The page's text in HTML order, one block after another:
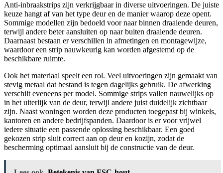
Anti-inbraakstrips zijn verkrijgbaar in diverse uitvoeringen. De juiste
keuze hangt af van het type deur en de manier waarop deze opent.
Sommige modellen zijn bedoeld voor naar binnen draaiende deuren,
terwijl andere beter aansluiten op naar buiten draaiende deuren.
Daarnaast bestaan er verschillen in afmetingen en montagewijze,
waardoor een strip nauwkeurig kan worden afgestemd op de
beschikbare ruimte.
Ook het materiaal speelt een rol. Veel uitvoeringen zijn gemaakt van
stevig metaal dat bestand is tegen dagelijks gebruik. De afwerking
verschilt eveneens per model. Sommige strips vallen nauwelijks op
in het uiterlijk van de deur, terwijl andere juist duidelijk zichtbaar
zijn. Naast woningen worden deze producten toegepast bij winkels,
kantoren en andere bedrijfspanden. Daardoor is er voor vrijwel
iedere situatie een passende oplossing beschikbaar. Een goed
gekozen strip sluit correct aan op deur en kozijn, zodat de
bescherming optimaal aansluit bij de constructie van de deur.